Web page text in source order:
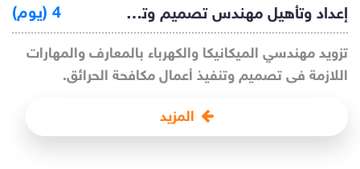
إعداد وتأهيل مهندس تصميم وتنفيذ أعمال الاطفاء ونظم الانذار 4 (يوم)
تزويد مهندسي الميكانيكا والكهرباء بالمعارف والمهارات
اللازمة فى تصميم وتنفيذ أعمال مكافحة الحرائق.
المزيد